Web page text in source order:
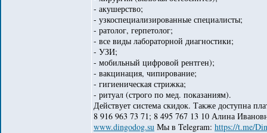
- акушерство;
- узкоспециализированные специалисты;
- ратолог, герпетолог;
- все виды лабораторной диагностики;
- УЗИ;
- мобильный цифровой рентген);
- вакцинация, чипирование;
- гигиеническая стрижка;
- ритуал (строго по мед. показаниям).
Действует система скидок. Также доступна
8 916 963 73 71; 8 495 767 13 10 Алина
www.dingodog.su Мы в Telegram: https://t.me/